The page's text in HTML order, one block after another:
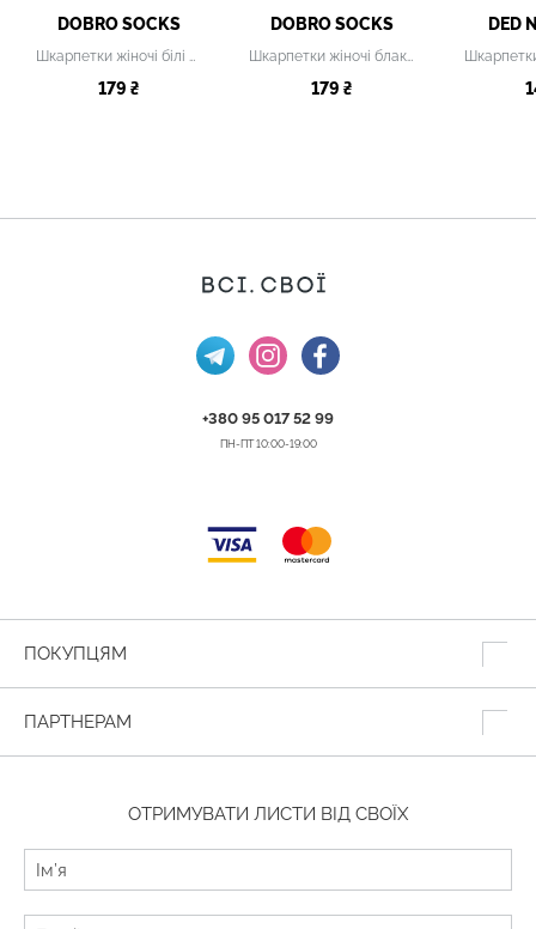
DOBRO SOCKS
179 ₴
DOBRO SOCKS
179 ₴
DED
+380 95 017 52 99
ПН-ПТ 10:00-19:00
ПОКУПЦЯМ
ПАРТНЕРАМ
ОТРИМУВАТИ ЛИСТИ ВІД СВОЇХ